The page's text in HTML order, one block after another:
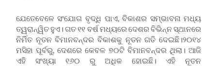
ଯେତେବେଳେ ସଂଯୋଗ ବୃଦ୍ଧି ପାଏ, ବିକାଶର ସମ୍ଭାବନା ମଧ୍ୟ
ତ୍ୱରାନ୍ୱିତ ହୁଏ। ଗତ ୧୧ ବର୍ଷ ମଧ୍ୟରେ ଦେଶର ବିଭିନ୍ନ ସ୍ଥାନରେ
ନିର୍ମିତ ନୂତନ ବିମାନବନ୍ଦର ବିକାଶକୁ ନୂତନ ଗତି ଦେଇଛି।୨୦୧୪
ମସିହା ପୂର୍ବରୁ, ଦେଶରେ କେବଳ ୭୦ଟି ବିମାନବନ୍ଦର ଥିଲା। ଆଜି
ଏହି ସଂଖ୍ୟା ୧୬୦ ରୁ ଅଧିକ ହୋଇଛି। ଏହି ନୂତନ